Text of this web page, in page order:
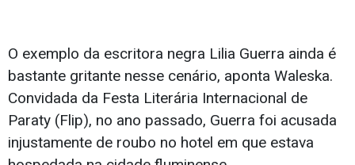
O exemplo da escritora negra Lilia Guerra ainda é
bastante gritante nesse cenário, aponta Waleska.
Convidada da Festa Literária Internacional de
Paraty (Flip), no ano passado, Guerra foi acusada
injustamente de roubo no hotel em que estava